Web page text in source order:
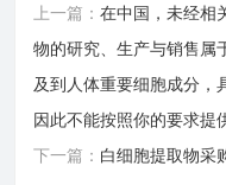
上一篇： 在中国，未经相
物的研究、生产与销售属
及到人体重要细胞成分，
因此不能按照你的要求提
下一篇： 白细胞提取物采